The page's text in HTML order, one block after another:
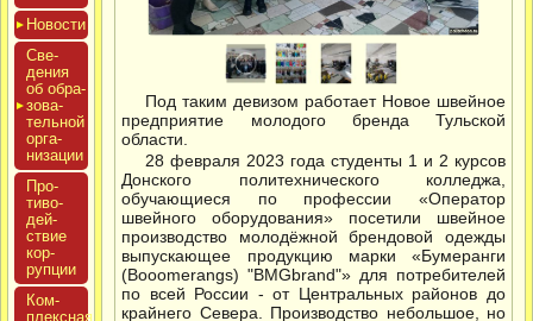
Новос­ти
Све­
дения
об об­ра­
зова­
тель­ной
ор­га­
низа­ции
Про­
тиво­
дей­
ствие
кор­
рупции
Ком­
плексная
Под таким девизом работает Новое швейное
предприятие молодого бренда Тульской
области.
28 февраля 2023 года студенты 1 и 2 курсов
Донского политехнического колледжа,
обучающиеся по профессии «Оператор
швейного оборудования» посетили швейное
производство молодёжной брендовой одежды
выпускающее продукцию марки «Бумеранги
(Booomerangs) "BMGbrand"» для потребителей
по всей России - от Центральных районов до
крайнего Севера. Производство небольшое, но